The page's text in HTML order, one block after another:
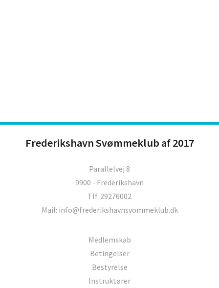
Frederikshavn Svømmeklub af 2017
Parallelvej 8
9900 - Frederikshavn
Tlf. 29276002
Mail: info@frederikshavnsvommeklub.dk
Medlemskab
Betingelser
Bestyrelse
Instruktører